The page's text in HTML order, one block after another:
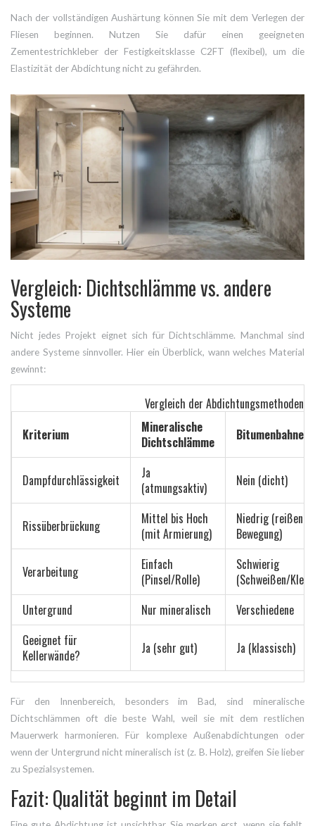
Nach der vollständigen Aushärtung können Sie mit dem Verlegen der
Fliesen beginnen. Nutzen Sie dafür einen geeigneten
Zementestrichkleber der Festigkeitsklasse C2FT (flexibel), um die
Elastizität der Abdichtung nicht zu gefährden.
Vergleich: Dichtschlämme vs. andere
Systeme
Nicht jedes Projekt eignet sich für Dichtschlämme. Manchmal sind
andere Systeme sinnvoller. Hier ein Überblick, wann welches Material
gewinnt:
Vergleich der Abdichtungsmethoden
Kriterium
Mineralische
Dichtschlämme
Bitumenbahnen
Dampfdurchlässigkeit
Ja
(atmungsaktiv)
Nein (dicht)
Rissüberbrückung
Mittel bis Hoch
(mit Armierung)
Niedrig (reißen
Bewegung)
Verarbeitung
Einfach
(Pinsel/Rolle)
Schwierig
(Schweißen/
Untergrund
Nur mineralisch
Verschiedene
Geeignet für
Kellerwände?
Ja (sehr gut) Ja (klassisch)
Für den Innenbereich, besonders im Bad, sind mineralische
Dichtschlämmen oft die beste Wahl, weil sie mit dem restlichen
Mauerwerk harmonieren. Für komplexe Außenabdichtungen oder
wenn der Untergrund nicht mineralisch ist (z. B. Holz), greifen Sie lieber
zu Spezialsystemen.
Fazit: Qualität beginnt im Detail